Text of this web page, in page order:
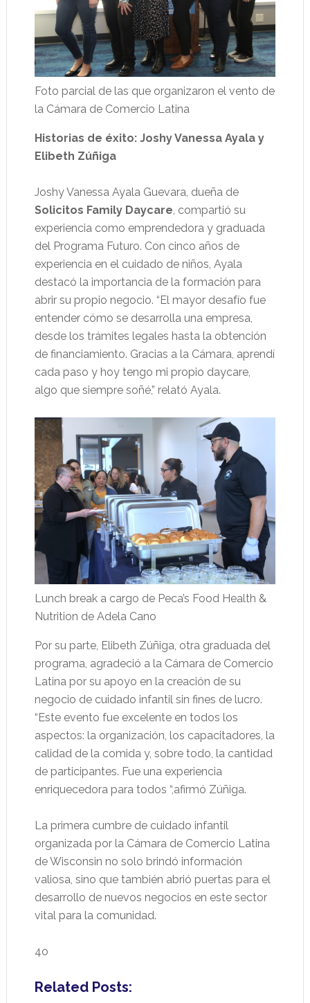
Foto parcial de las que organizaron el vento de
la Cámara de Comercio Latina
Historias de éxito: Joshy Vanessa Ayala y
Elibeth Zúñiga
Joshy Vanessa Ayala Guevara, dueña de
Solicitos Family Daycare, compartió su
experiencia como emprendedora y graduada
del Programa Futuro. Con cinco años de
experiencia en el cuidado de niños, Ayala
destacó la importancia de la formación para
abrir su propio negocio. “El mayor desafío fue
entender cómo se desarrolla una empresa,
desde los trámites legales hasta la obtención
de financiamiento. Gracias a la Cámara, aprendí
cada paso y hoy tengo mi propio daycare,
algo que siempre soñé,” relató Ayala.
Lunch break a cargo de Peca’s Food Health &
Nutrition de Adela Cano
Por su parte, Elibeth Zúñiga, otra graduada del
programa, agradeció a la Cámara de Comercio
Latina por su apoyo en la creación de su
negocio de cuidado infantil sin fines de lucro.
“Este evento fue excelente en todos los
aspectos: la organización, los capacitadores, la
calidad de la comida y, sobre todo, la cantidad
de participantes. Fue una experiencia
enriquecedora para todos “,afirmó Zúñiga.
La primera cumbre de cuidado infantil
organizada por la Cámara de Comercio Latina
de Wisconsin no solo brindó información
valiosa, sino que también abrió puertas para el
desarrollo de nuevos negocios en este sector
vital para la comunidad.
4o
Related Posts: